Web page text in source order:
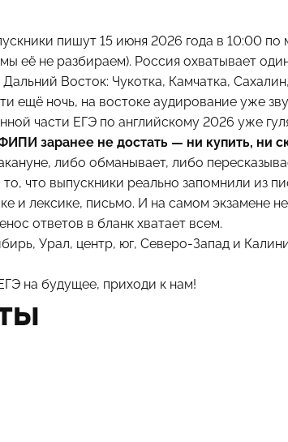
пишут 15 июня 2026 года в 10:00 по
её не разбираем). Россия охватывает
Восток: Чукотка, Камчатка,
ещё ночь, на востоке аудирование уже
части ЕГЭ по английскому 2026 уже
заранее не достать — ни купить, ни
либо обманывает, либо
что выпускники реально запомнили из
и лексике, письмо. И на самом экзамене
ответов в бланк хватает всем.
Урал, центр, юг, Северо-Запад и
на будущее, приходи к нам!